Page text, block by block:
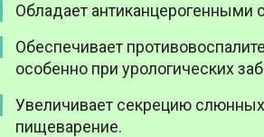
Обладает антиканцерогенными
Обеспечивает
особенно при урологических
Увеличивает секрецию
пищеварение.